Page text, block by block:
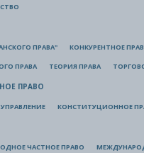
ПРАВА" КОНКУРЕНТНОЕ
ПРАВА ТЕОРИЯ ПРАВА
ПРАВО
КОНСТИТУЦИОННОЕ
ЧАСТНОЕ ПРАВО